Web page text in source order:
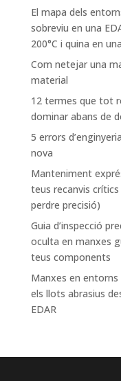
El mapa dels
sobreviu en una
200°C i quina en
Com netejar una
material
12 termes que tot
dominar abans de
5 errors
nova
Manteniment
teus recanvis
perdre precisió)
Guia d’inspecció
oculta en manxes
teus components
Manxes en entorns
els llots abrasius
EDAR